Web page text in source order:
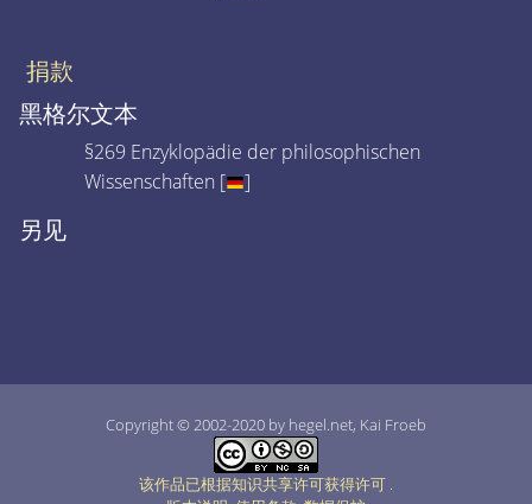
捐款
黑格尔文本
§269 Enzyklopädie der philosophischen
Wissenschaften [
]
另见
Copyright © 2002-2020 by hegel.net, Kai Froeb
该作品已根据知识共享许可获得许可 .